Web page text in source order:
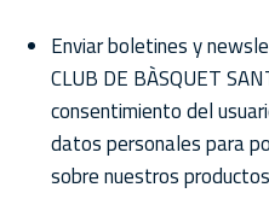
Enviar boletines y
CLUB DE BÀSQUET
consentimiento del
datos personales para
sobre nuestros